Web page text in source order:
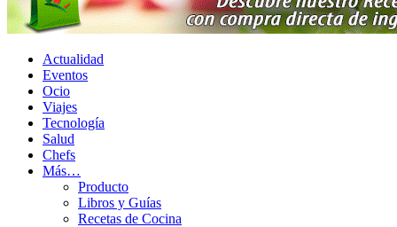
Actualidad
Eventos
Ocio
Viajes
Tecnología
Salud
Chefs
Más…
Producto
Libros y Guías
Recetas de Cocina